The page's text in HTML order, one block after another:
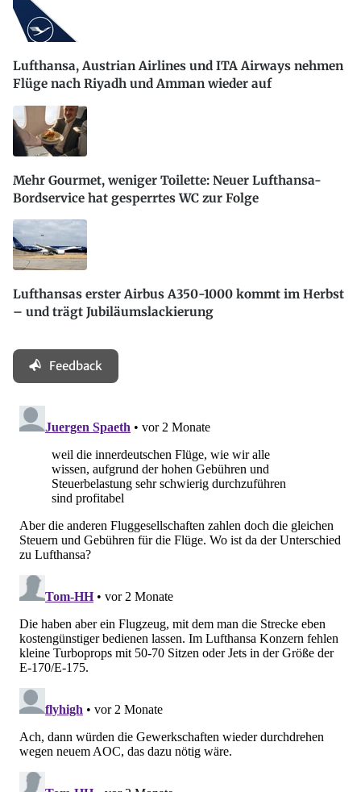
Lufthansa, Austrian Airlines und ITA Airways nehmen
Flüge nach Riyadh und Amman wieder auf
Mehr Gourmet, weniger Toilette: Neuer Lufthansa-
Bordservice hat gesperrtes WC zur Folge
Lufthansas erster Airbus A350-1000 kommt im Herbst
– und trägt Jubiläumslackierung
Feedback